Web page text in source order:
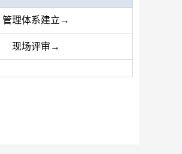
管理体系建立→
现场评审→